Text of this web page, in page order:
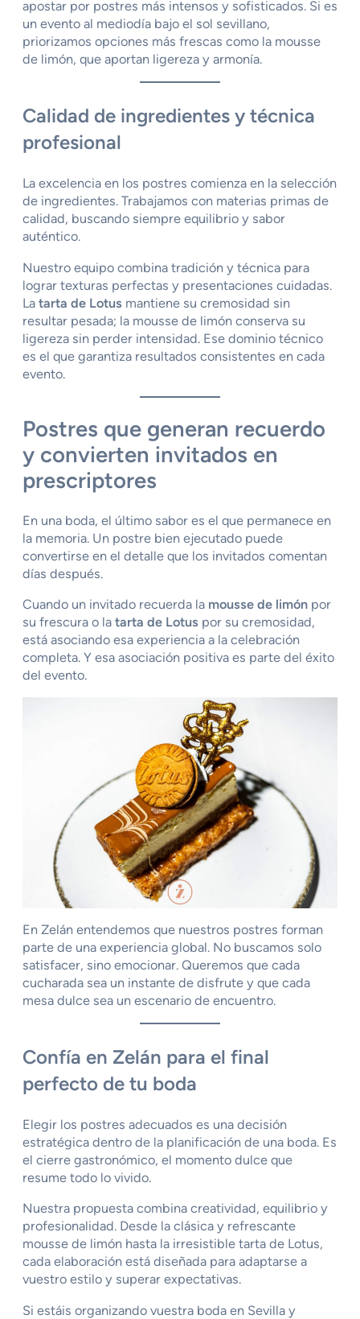
apostar por postres más intensos y sofisticados. Si es
un evento al mediodía bajo el sol sevillano,
priorizamos opciones más frescas como la mousse
de limón, que aportan ligereza y armonía.
Calidad de ingredientes y técnica
profesional
La excelencia en los postres comienza en la selección
de ingredientes. Trabajamos con materias primas de
calidad, buscando siempre equilibrio y sabor
auténtico.
Nuestro equipo combina tradición y técnica para
lograr texturas perfectas y presentaciones cuidadas.
La tarta de Lotus mantiene su cremosidad sin
resultar pesada; la mousse de limón conserva su
ligereza sin perder intensidad. Ese dominio técnico
es el que garantiza resultados consistentes en cada
evento.
Postres que generan recuerdo
y convierten invitados en
prescriptores
En una boda, el último sabor es el que permanece en
la memoria. Un postre bien ejecutado puede
convertirse en el detalle que los invitados comentan
días después.
Cuando un invitado recuerda la mousse de limón por
su frescura o la tarta de Lotus por su cremosidad,
está asociando esa experiencia a la celebración
completa. Y esa asociación positiva es parte del éxito
del evento.
En Zelán entendemos que nuestros postres forman
parte de una experiencia global. No buscamos solo
satisfacer, sino emocionar. Queremos que cada
cucharada sea un instante de disfrute y que cada
mesa dulce sea un escenario de encuentro.
Confía en Zelán para el final
perfecto de tu boda
Elegir los postres adecuados es una decisión
estratégica dentro de la planificación de una boda. Es
el cierre gastronómico, el momento dulce que
resume todo lo vivido.
Nuestra propuesta combina creatividad, equilibrio y
profesionalidad. Desde la clásica y refrescante
mousse de limón hasta la irresistible tarta de Lotus,
cada elaboración está diseñada para adaptarse a
vuestro estilo y superar expectativas.
Si estáis organizando vuestra boda en Sevilla y